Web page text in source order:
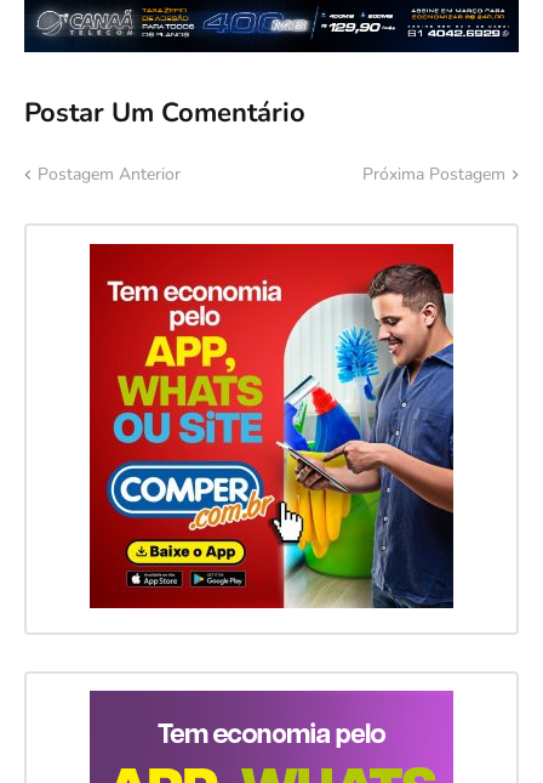
Postar Um Comentário
Postagem Anterior Próxima Postagem